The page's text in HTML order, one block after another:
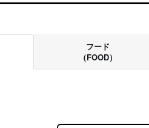
フード
（FOOD）